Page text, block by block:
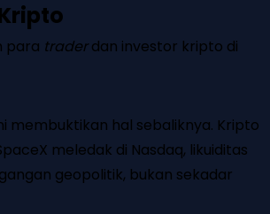
para traderdan investor kripto di
membuktikan hal sebaliknya. Kripto
meledak di Nasdaq, likuiditas
geopolitik, bukan sekadar